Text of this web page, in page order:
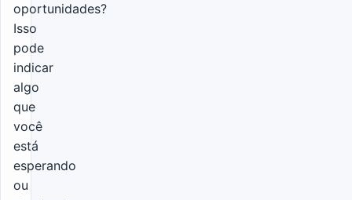
oportunidades?
Isso
pode
indicar
algo
que
você
está
esperando
ou